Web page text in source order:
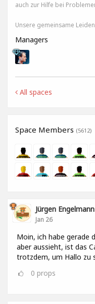
auch zur Hilfe bei
Unsere gemeinsame
Managers
All spaces
Space Members (5612)
Jürgen Engelmann
Jan 26
Moin, ich habe gerade
aber aussieht, ist das
trotzdem, um Hallo zu
0 props